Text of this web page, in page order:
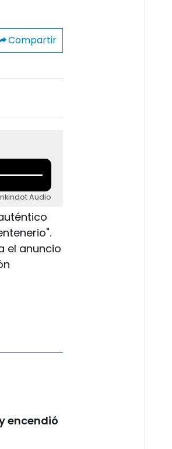
Compartir
Audio
el anuncio
encendió